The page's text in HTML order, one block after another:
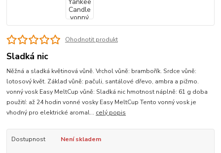
Ohodnotit produkt
Sladká nic
Něžná a sladká květinová vůně. Vrchol vůně: brambořík. Srdce vůně:
lotosový květ. Základ vůně: pačuli, santálové dřevo, ambra a pižmo.
vonný vosk Easy MeltCup vůně: Sladká nic hmotnost náplně: 61 g doba
použití: až 24 hodin vonné vosky Easy MeltCup Tento vonný vosk je
vhodný pro elektrické aromal... celý popis
Dostupnost Není skladem